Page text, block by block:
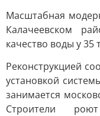
Масштабная
Калачеевском
качество воды у 35
Реконструкцией
установкой
занимается
Строители